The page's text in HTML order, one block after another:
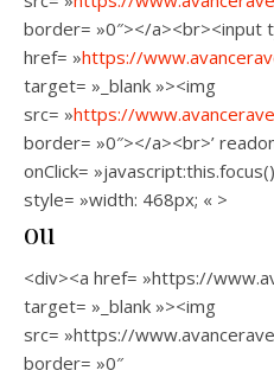
border= »0″></a><br><input
href= »https://
target= »_blank »><img
src= »https://
border= »0″></a><br>’
onClick=
style= »width: 468px; « >
ou
<div><a href= »https://
target= »_blank »><img
src= »https://
border= »0″